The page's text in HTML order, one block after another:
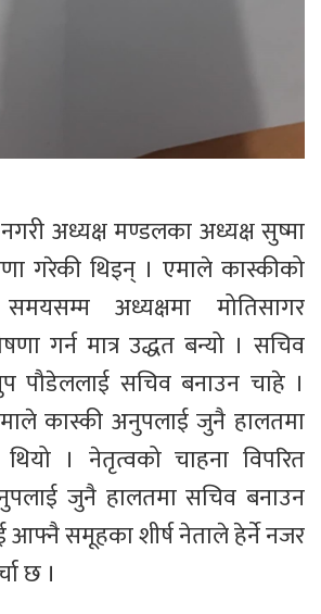
नगरी अध्यक्ष मण्डलका अध्यक्ष सुष्मा
गरेकी थिइन् । एमाले कास्कीको
अध्यक्षमा मोतिसागर
गर्न मात्र उद्धत बन्यो । सचिव
पौडेललाई सचिव बनाउन चाहे ।
कास्की अनुपलाई जुनै हालतमा
। नेतृत्वको चाहना विपरित
जुनै हालतमा सचिव बनाउन
आफ्नै समूहका शीर्ष नेताले हेर्ने नजर
छ ।